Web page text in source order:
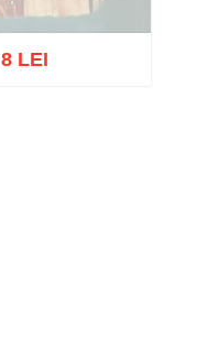
8 LEI